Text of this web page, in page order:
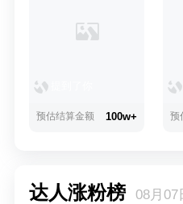
预估结算金额 100w+ 预
达人涨粉榜 08月07